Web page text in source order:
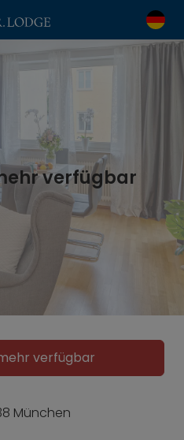
verfügbar
verfügbar
München